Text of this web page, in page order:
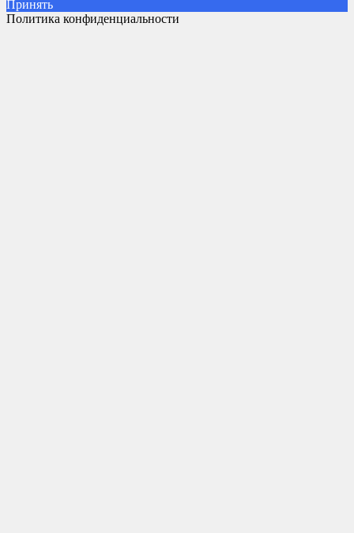
Принять
Политика конфиденциальности